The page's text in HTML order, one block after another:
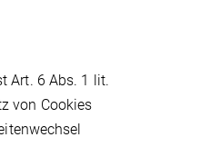
Art. 6 Abs. 1 lit.
von Cookies